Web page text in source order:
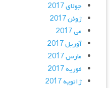
جولای 2017
ژوئن 2017
می 2017
آوریل 2017
مارس 2017
فوریه 2017
ژانویه 2017